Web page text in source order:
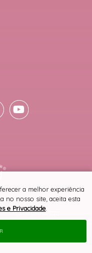
PLATAFORMA B2B
a melhor experiência
no nosso site, aceita esta
e Privacidade